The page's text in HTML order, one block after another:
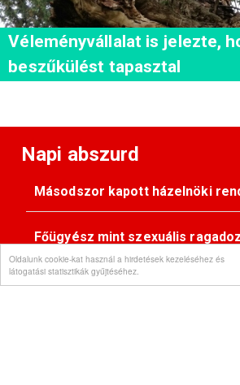
Oldalunk cookie-kat használ a hirdetések kezeléséhez és
látogatási statisztikák gyűjtéséhez.
Véleményvállalat is jelezte,
beszűkülést tapasztal
Napi abszurd
Másodszor kapott házelnöki
Főügyész mint szexuális
Pimasz önkényúr